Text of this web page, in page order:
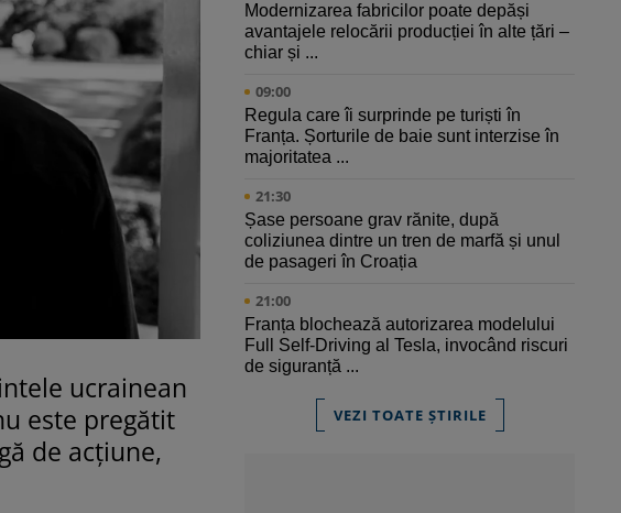
ucrainean
este pregătit
de acțiune,
Modernizarea fabricilor poate depăși
avantajele relocării producției în alte țări –
chiar și ...
09:00
Regula care îi surprinde pe turiști în
Franța. Șorturile de baie sunt interzise în
majoritatea ...
21:30
Șase persoane grav rănite, după
coliziunea dintre un tren de marfă și unul
de pasageri în Croația
21:00
Franța blochează autorizarea modelului
Full Self-Driving al Tesla, invocând riscuri
de siguranță ...
VEZI TOATE ȘTIRILE